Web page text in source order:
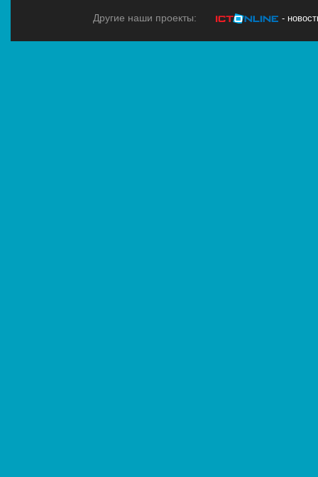
Другие наши проекты: -